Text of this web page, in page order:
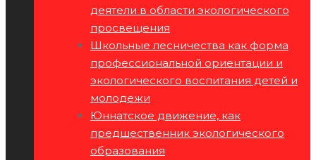
деятели в области экологического
просвещения
Школьные лесничества как форма
профессиональной ориентации и
экологического воспитания детей и
молодежи
Юннатское движение, как
предшественник экологического
образования